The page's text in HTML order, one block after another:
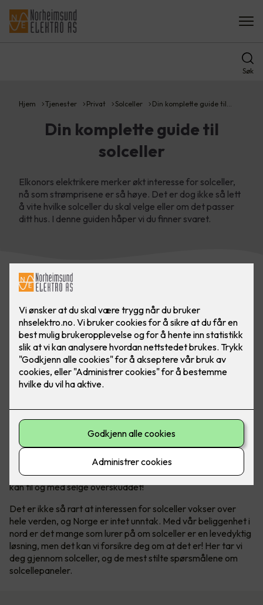
Søk
Hjem Tjenester Privat Solceller Din komplette guide til…
Din komplette guide til
solceller
Elkonors elektrikere merker økt interesse for solceller,
nå som strømprisene er så høye. Det er dog ikke så lett
å vite hvilke solceller du skal velge eller om det passer
ditt hus. I denne guiden håper vi du finner svaret.
Solceller er en bærekraftig energikilde, som hjelper både
ypperlig for solcellepanel!
Bli din egen strømprodusent
Solenergi har blitt en stadig mer populær og bærekraftig
energikilde. Ikke bare produserer man sin egen energi, man
kan til og med selge overskuddet!
Det er ikke så rart at interessen for solceller vokser over
hele verden, og Norge er intet unntak. Med vår beliggenhet i
nord er det mange som lurer på om solceller er en levedyktig
løsning, men det kan vi forsikre deg om at det er! Her tar vi
deg gjennom solceller, og de mest stilte spørsmålene om
solcellepaneler.